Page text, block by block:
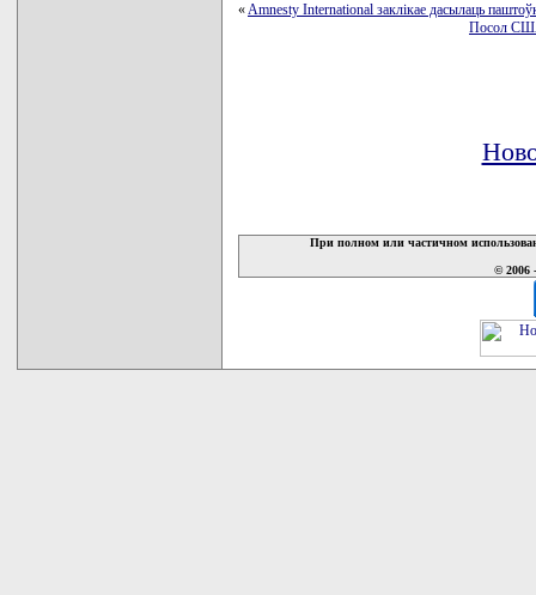
«Amnesty International заклікае дасылаць
Посол США
При полном или частичном
© 2006